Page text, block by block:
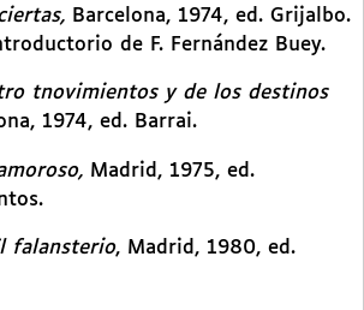
Barcelona, 1974, ed. Grijalbo.
de F. Fernández Buey.
tnovimientos y de los destinos
1974, ed. Barrai.
Madrid, 1975, ed.
falansterio, Madrid, 1980, ed.